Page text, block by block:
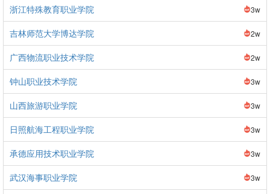
浙江特殊教育职业学院 3w
吉林师范大学博达学院 2w
广西物流职业技术学院 2w
钟山职业技术学院 3w
山西旅游职业学院 3w
日照航海工程职业学院 3w
承德应用技术职业学院 3w
武汉海事职业学院 3w